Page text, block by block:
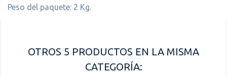
Peso del paquete: 2 Kg.
OTROS 5 PRODUCTOS EN LA MISMA
CATEGORÍA: